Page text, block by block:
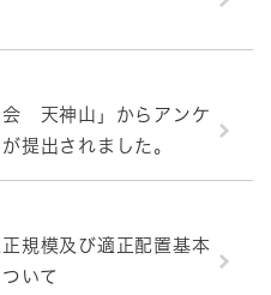
会 天神山」からアンケ
提出されました。
規模及び適正配置基本
いて